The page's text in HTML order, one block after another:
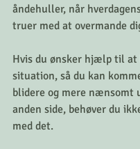
åndehuller, når
truer med at overmande
Hvis du ønsker hjælp til at
situation, så du kan
blidere og mere nænsomt
anden side, behøver du
med det.